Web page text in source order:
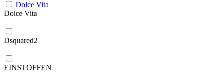
Dolce Vita
Dolce Vita
Dsquared2
EINSTOFFEN